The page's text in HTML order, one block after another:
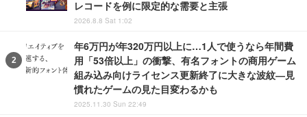
レコードを例に限定的な需要と主張
2026.8.8 Sat 1:02
年6万円が年320万円以上に…1人で使うなら年間費
用「53倍以上」の衝撃、有名フォントの商用ゲーム
組み込み向けライセンス更新終了に大きな波紋―見
慣れたゲームの見た目変わるかも
2025.11.30 Sun 22:49